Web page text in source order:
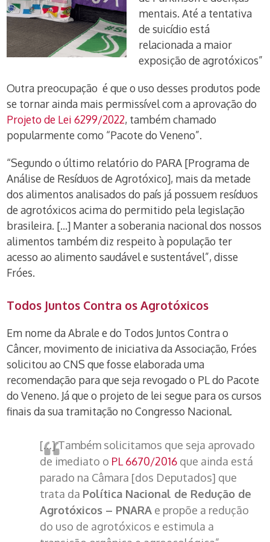
mentais. Até a tentativa
de suicídio está
relacionada a maior
exposição de agrotóxicos”
Outra preocupação é que o uso desses produtos pode
se tornar ainda mais permissível com a aprovação do
Projeto de Lei 6299/2022, também chamado
popularmente como “Pacote do Veneno”.
“Segundo o último relatório do PARA [Programa de
Análise de Resíduos de Agrotóxico], mais da metade
dos alimentos analisados do país já possuem resíduos
de agrotóxicos acima do permitido pela legislação
brasileira. […] Manter a soberania nacional dos nossos
alimentos também diz respeito à população ter
acesso ao alimento saudável e sustentável”, disse
Fróes.
Todos Juntos Contra os Agrotóxicos
Em nome da Abrale e do Todos Juntos Contra o
Câncer, movimento de iniciativa da Associação, Fróes
solicitou ao CNS que fosse elaborada uma
recomendação para que seja revogado o PL do Pacote
do Veneno. Já que o projeto de lei segue para os cursos
finais da sua tramitação no Congresso Nacional.
[…] Também solicitamos que seja aprovado
de imediato o PL 6670/2016 que ainda está
parado na Câmara [dos Deputados] que
trata da Política Nacional de Redução de
Agrotóxicos – PNARA e propõe a redução
do uso de agrotóxicos e estimula a